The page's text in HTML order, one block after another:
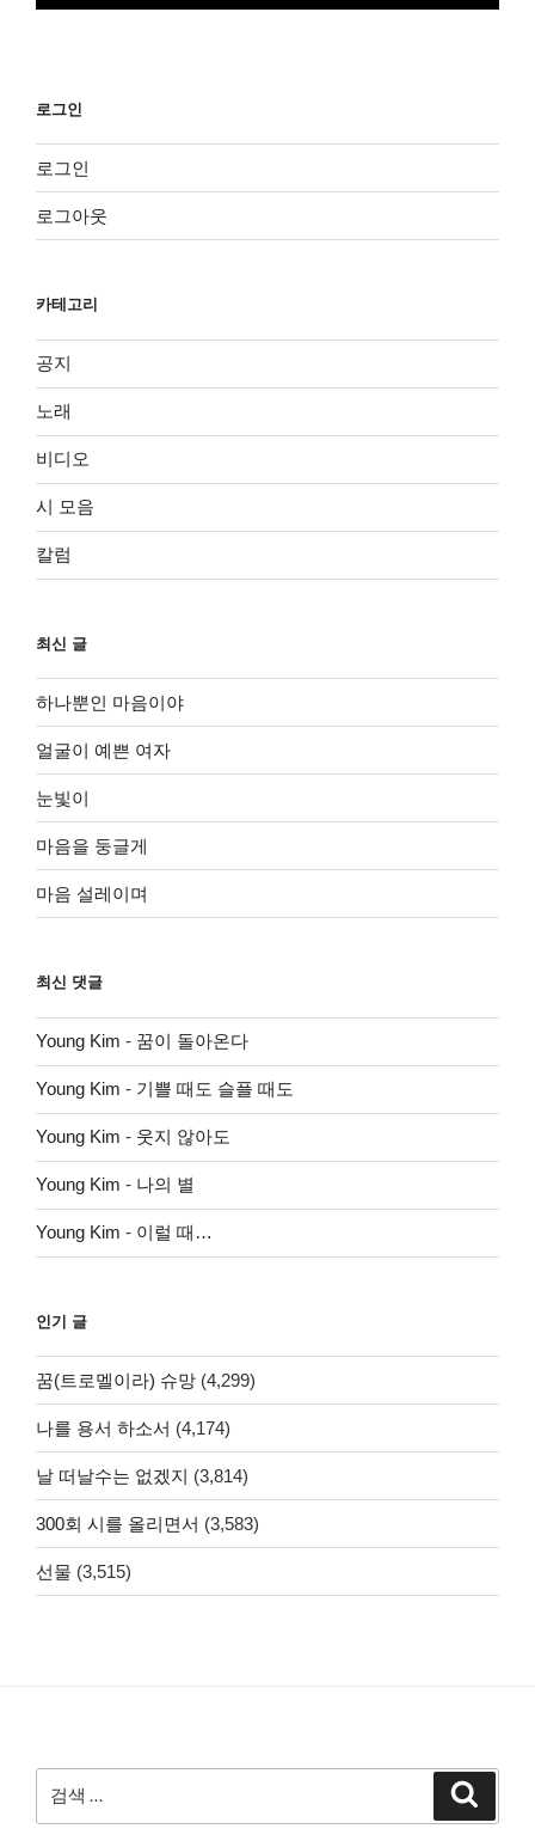
로그인
로그인
로그아웃
카테고리
공지
노래
비디오
시 모음
칼럼
최신 글
하나뿐인 마음이야
얼굴이 예쁜 여자
눈빛이
마음을 둥글게
마음 설레이며
최신 댓글
Young Kim - 꿈이 돌아온다
Young Kim - 기쁠 때도 슬플 때도
Young Kim - 웃지 않아도
Young Kim - 나의 별
Young Kim - 이럴 때…
인기 글
꿈(트로멜이라) 슈망 (4,299)
나를 용서 하소서 (4,174)
날 떠날수는 없겠지 (3,814)
300회 시를 올리면서 (3,583)
선물 (3,515)
색: